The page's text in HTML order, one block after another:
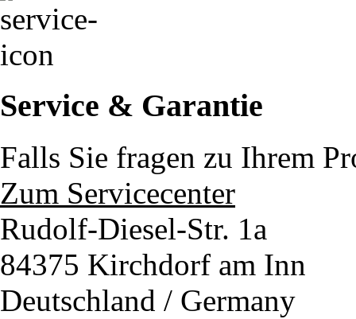
Service & Garantie
Falls Sie fragen zu Ihrem
Zum Servicecenter
Rudolf-Diesel-Str. 1a
84375 Kirchdorf am Inn
Deutschland / Germany